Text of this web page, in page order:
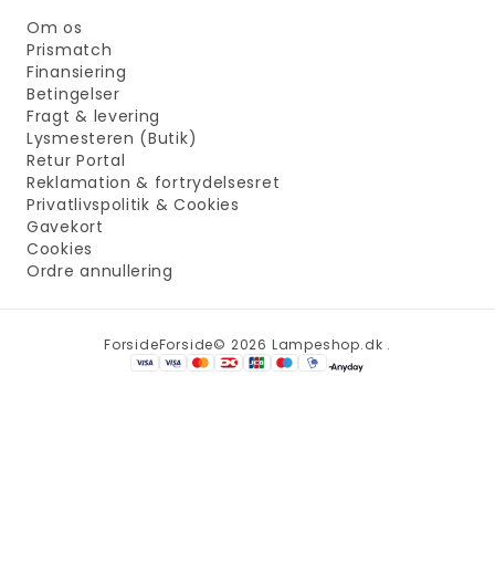
Om os
Prismatch
Finansiering
Betingelser
Fragt & levering
Lysmesteren (Butik)
Retur Portal
Reklamation & fortrydelsesret
Privatlivspolitik & Cookies
Gavekort
Cookies
Ordre annullering
ForsideForside© 2026 Lampeshop.dk .